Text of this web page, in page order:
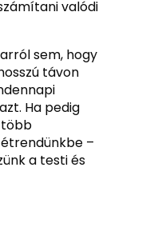
valódi
sem, hogy
távon
Ha pedig
több
–
a testi és